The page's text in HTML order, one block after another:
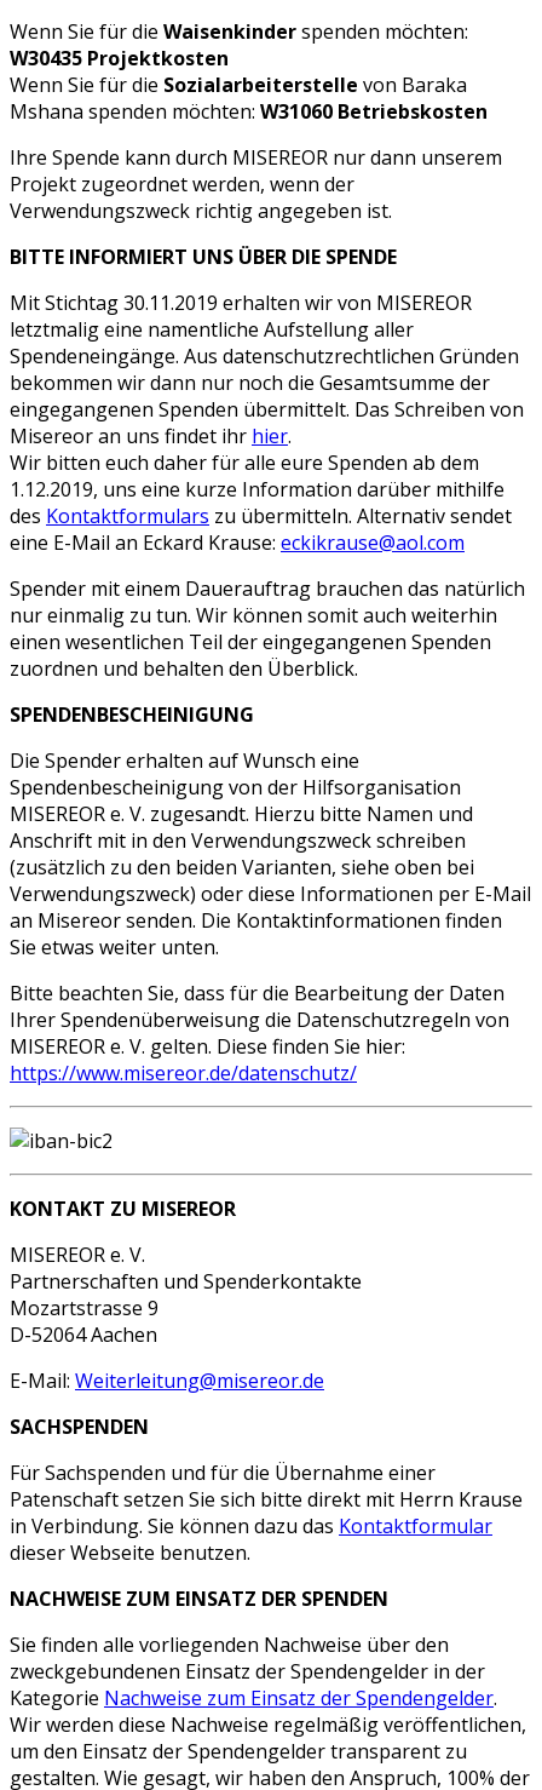
Wenn Sie für die Waisenkinderspenden möchten:
W30435 Projektkosten
Wenn Sie für die Sozialarbeiterstelle von Baraka
Mshana spenden möchten: W31060 Betriebskosten
Ihre Spende kann durch MISEREOR nur dann unserem
Projekt zugeordnet werden, wenn der
Verwendungszweck richtig angegeben ist.
BITTE INFORMIERT UNS ÜBER DIE SPENDE
Mit Stichtag 30.11.2019 erhalten wir von MISEREOR
letztmalig eine namentliche Aufstellung aller
Spendeneingänge. Aus datenschutzrechtlichen Gründen
bekommen wir dann nur noch die Gesamtsumme der
eingegangenen Spenden übermittelt. Das Schreiben von
Misereor an uns findet ihr hier.
Wir bitten euch daher für alle eure Spenden ab dem
1.12.2019, uns eine kurze Information darüber mithilfe
des Kontaktformulars zu übermitteln. Alternativ sendet
eine E-Mail an Eckard Krause: eckikrause@aol.com
Spender mit einem Dauerauftrag brauchen das natürlich
nur einmalig zu tun. Wir können somit auch weiterhin
einen wesentlichen Teil der eingegangenen Spenden
zuordnen und behalten den Überblick.
SPENDENBESCHEINIGUNG
Die Spender erhalten auf Wunsch eine
Spendenbescheinigung von der Hilfsorganisation
MISEREOR e. V. zugesandt. Hierzu bitte Namen und
Anschrift mit in den Verwendungszweck schreiben
(zusätzlich zu den beiden Varianten, siehe oben bei
Verwendungszweck) oder diese Informationen per E-Mail
an Misereor senden. Die Kontaktinformationen finden
Sie etwas weiter unten.
Bitte beachten Sie, dass für die Bearbeitung der Daten
Ihrer Spendenüberweisung die Datenschutzregeln von
MISEREOR e. V. gelten. Diese finden Sie hier:
https://www.misereor.de/datenschutz/
KONTAKT ZU MISEREOR
MISEREOR e. V.
Partnerschaften und Spenderkontakte
Mozartstrasse 9
D-52064 Aachen
E-Mail: Weiterleitung@misereor.de
SACHSPENDEN
Für Sachspenden und für die Übernahme einer
Patenschaft setzen Sie sich bitte direkt mit Herrn Krause
in Verbindung. Sie können dazu das Kontaktformular
dieser Webseite benutzen.
NACHWEISE ZUM EINSATZ DER SPENDEN
Sie finden alle vorliegenden Nachweise über den
zweckgebundenen Einsatz der Spendengelder in der
Kategorie Nachweise zum Einsatz der Spendengelder.
Wir werden diese Nachweise regelmäßig veröffentlichen,
um den Einsatz der Spendengelder transparent zu
gestalten. Wie gesagt, wir haben den Anspruch, 100% der